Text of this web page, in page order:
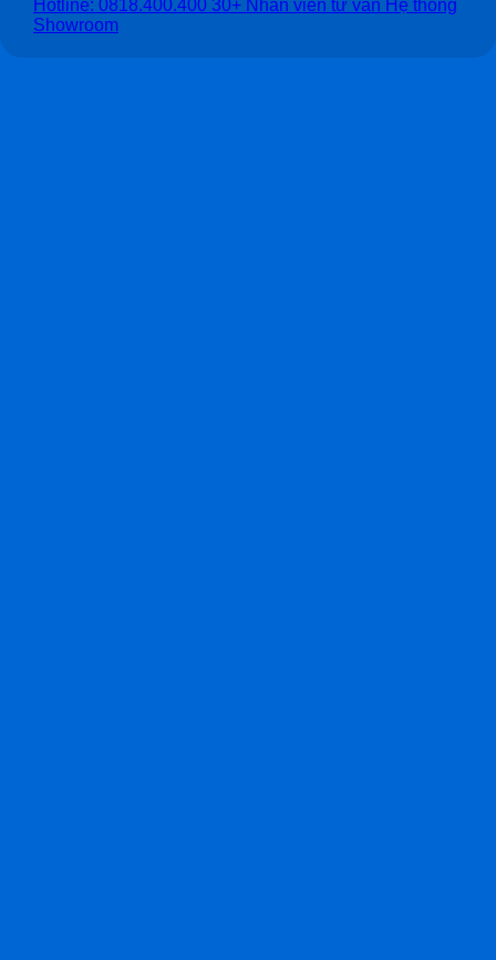
Hotline: 0818.400.400 30+ Nhân viên tư vấn Hệ thống
Showroom